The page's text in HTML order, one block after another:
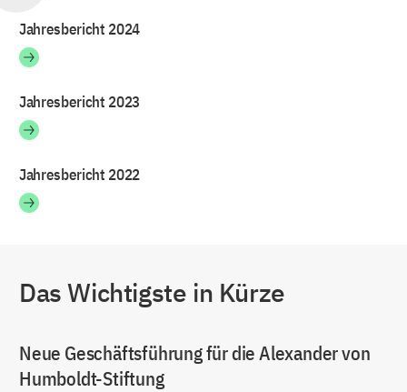
Jahresbericht 2024
Jahresbericht 2023
Jahresbericht 2022
Das Wichtigste in Kürze
Neue Geschäftsführung für die Alexander von
Humboldt-Stiftung